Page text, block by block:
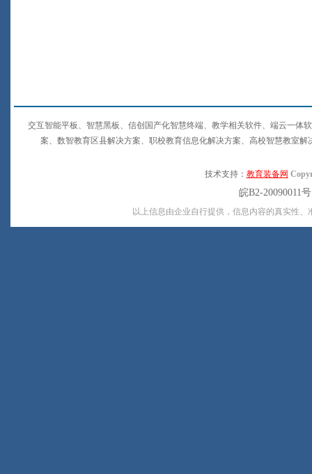
交互智能平板、智慧黑板、信创国产化智慧终端、教学相关软件、端云一体
案、数智教育区县解决方案、职校教育信息化解决方案、高校智慧教室
技术支持： 教育装备网
皖B2-20090011
以上信息由企业自行提供，信息内容的真实性